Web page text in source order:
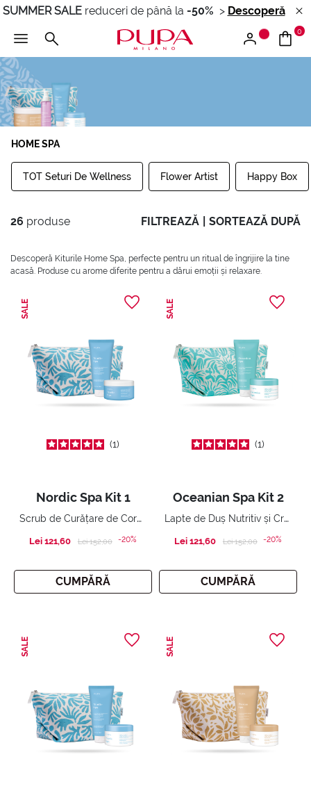
SUMMER SALEreduceri de până la -50% > Descoperă
0
HOME SPA
TOT Seturi De Wellness Flower Artist Happy Box
26 produse FILTREAZĂ SORTEAZĂ DUPĂ
Descoperă Kiturile Home Spa, perfecte pentru un ritual de îngrijire la tine
acasă. Produse cu arome diferite pentru a dărui emoții și relaxare.
SALE
1
Nordic Spa Kit 1
Scrub de Curățare de Corp și Gel de Duș Hrănitor
Lei 121,60 Price reduced from
Lei 152,00to-20%
CUMPĂRĂ
SALE
1
Oceanian Spa Kit 2
Lapte de Duș Nutritiv și Cremă De Corp Concentrată Hrănitoare
Lei 121,60 Price reduced from
Lei 152,00to-20%
CUMPĂRĂ
SALE SALE